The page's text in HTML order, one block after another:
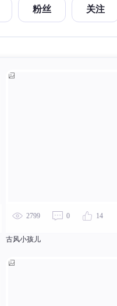
粉丝 关注
2799 0 14
古风小孩儿